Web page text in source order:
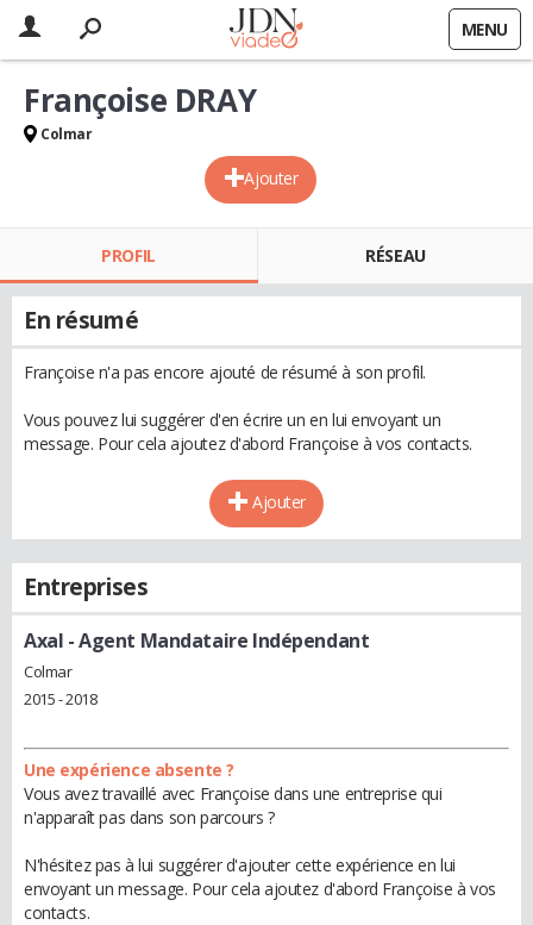
MENU
Ajouter
Françoise DRAY
Colmar
PROFIL RÉSEAU
En résumé
Françoise n'a pas encore ajouté de résumé à son profil.
Vous pouvez lui suggérer d'en écrire un en lui envoyant un
message. Pour cela ajoutez d'abord Françoise à vos contacts.
Ajouter
Entreprises
Axal - Agent Mandataire Indépendant
Colmar
2015 - 2018
Une expérience absente ?
Vous avez travaillé avec Françoise dans une entreprise qui
n'apparaît pas dans son parcours ?
N'hésitez pas à lui suggérer d'ajouter cette expérience en lui
envoyant un message. Pour cela ajoutez d'abord Françoise à vos
contacts.